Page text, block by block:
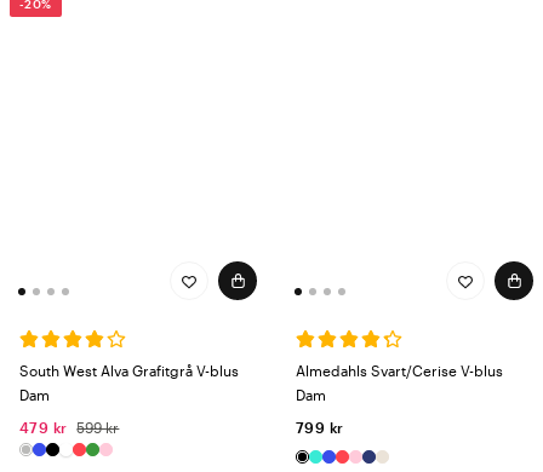
-20%
South West Alva Grafitgrå V-blus
Dam
479 kr
599 kr
Almedahls Svart/Cerise V-blus
Dam
799 kr